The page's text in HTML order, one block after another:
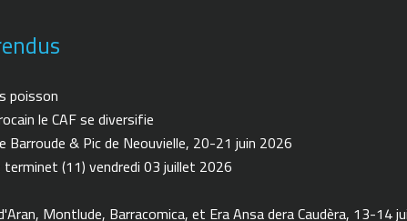
poisson
le CAF se diversifie
Barroude & Pic de Neouvielle, 20-21 juin 2026
(11) vendredi 03 juillet 2026
Montlude, Barracomica, et Era Ansa dera Caudèra, 13-14